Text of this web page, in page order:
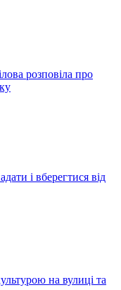
розповіла про
і вберегтися від
на вулиці та